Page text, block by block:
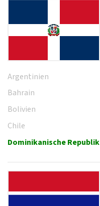
Argentinien
Bahrain
Bolivien
Chile
Dominikanische Republik